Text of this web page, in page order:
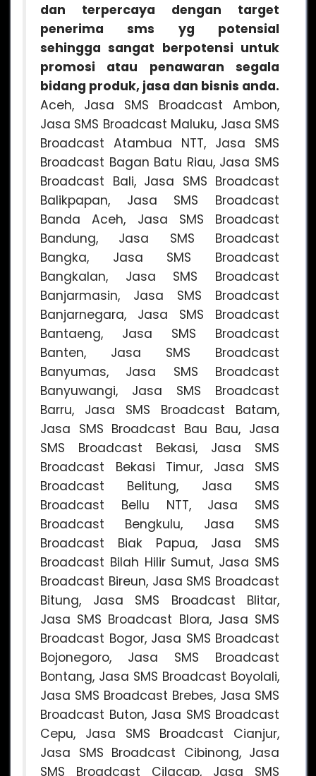
dan terpercaya dengan target
penerima sms yg potensial
sehingga sangat berpotensi untuk
promosi atau penawaran segala
bidang produk, jasa dan bisnis anda.
Aceh, Jasa SMS Broadcast Ambon,
Jasa SMS Broadcast Maluku, Jasa SMS
Broadcast Atambua NTT, Jasa SMS
Broadcast Bagan Batu Riau, Jasa SMS
Broadcast Bali, Jasa SMS Broadcast
Balikpapan, Jasa SMS Broadcast
Banda Aceh, Jasa SMS Broadcast
Bandung, Jasa SMS Broadcast
Bangka, Jasa SMS Broadcast
Bangkalan, Jasa SMS Broadcast
Banjarmasin, Jasa SMS Broadcast
Banjarnegara, Jasa SMS Broadcast
Bantaeng, Jasa SMS Broadcast
Banten, Jasa SMS Broadcast
Banyumas, Jasa SMS Broadcast
Banyuwangi, Jasa SMS Broadcast
Barru, Jasa SMS Broadcast Batam,
Jasa SMS Broadcast Bau Bau, Jasa
SMS Broadcast Bekasi, Jasa SMS
Broadcast Bekasi Timur, Jasa SMS
Broadcast Belitung, Jasa SMS
Broadcast Bellu NTT, Jasa SMS
Broadcast Bengkulu, Jasa SMS
Broadcast Biak Papua, Jasa SMS
Broadcast Bilah Hilir Sumut, Jasa SMS
Broadcast Bireun, Jasa SMS Broadcast
Bitung, Jasa SMS Broadcast Blitar,
Jasa SMS Broadcast Blora, Jasa SMS
Broadcast Bogor, Jasa SMS Broadcast
Bojonegoro, Jasa SMS Broadcast
Bontang, Jasa SMS Broadcast Boyolali,
Jasa SMS Broadcast Brebes, Jasa SMS
Broadcast Buton, Jasa SMS Broadcast
Cepu, Jasa SMS Broadcast Cianjur,
Jasa SMS Broadcast Cibinong, Jasa
SMS Broadcast Cilacap, Jasa SMS